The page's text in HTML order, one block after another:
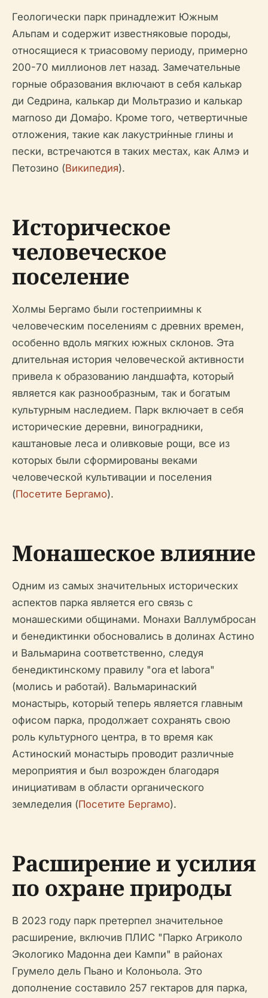
Геологически парк принадлежит Южным
Альпам и содержит известняковые породы,
относящиеся к триасовому периоду, примерно
200-70 миллионов лет назад. Замечательные
горные образования включают в себя калькар
ди Седрина, калькар ди Мольтразио и калькар
мarnoso ди Дома́ро. Кроме того, четвертичные
отложения, такие как лакустри́нные глины и
пески, встречаются в таких местах, как Алмэ и
Петозино (Википедия).
Историческое
человеческое
поселение
Холмы Бергамо были гостеприимны к
человеческим поселениям с древних времен,
особенно вдоль мягких южных склонов. Эта
длительная история человеческой активности
привела к образованию ландшафта, который
является как разнообразным, так и богатым
культурным наследием. Парк включает в себя
исторические деревни, виноградники,
каштановые леса и оливковые рощи, все из
которых были сформированы веками
человеческой культивации и поселения
(Посетите Бергамо).
Монашеское влияние
Одним из самых значительных исторических
аспектов парка является его связь с
монашескими общинами. Монахи Валлумбросан
и бенедиктинки обосновались в долинах Астино
и Вальмарина соответственно, следуя
бенедиктинскому правилу "ora et labora"
(молись и работай). Вальмаринаский
монастырь, который теперь является главным
офисом парка, продолжает сохранять свою
роль культурного центра, в то время как
Астиноский монастырь проводит различные
мероприятия и был возрожден благодаря
инициативам в области органического
земледелия (Посетите Бергамо).
Расширение и усилия
по охране природы
В 2023 году парк претерпел значительное
расширение, включив ПЛИС "Парко Агриколо
Экологико Мадонна деи Кампи" в районах
Грумело дель Пьано и Колоньола. Это
дополнение составило 257 гектаров для парка,